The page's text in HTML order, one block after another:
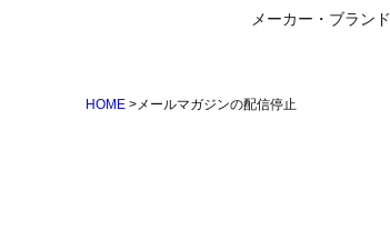
メーカー・ブランド
HOME メールマガジンの配信停止